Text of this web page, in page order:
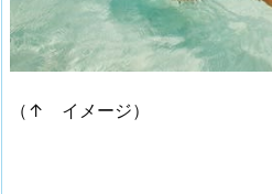
（↑ イメージ）